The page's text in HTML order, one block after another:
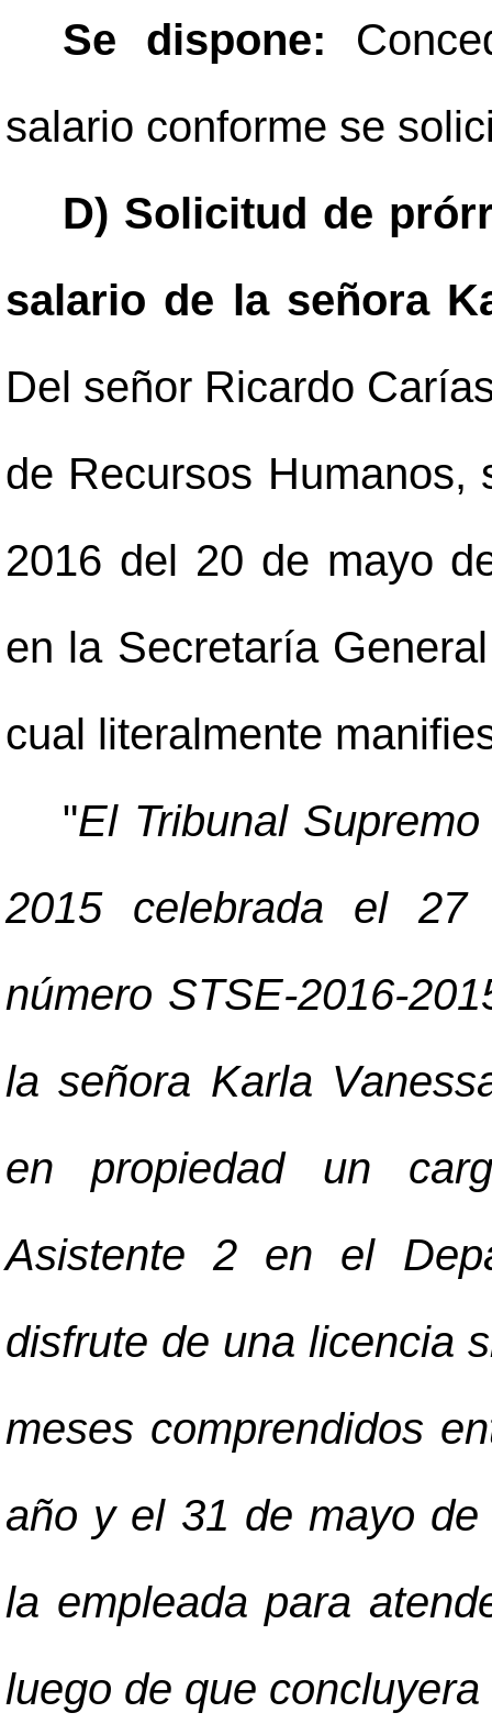
Se dispone:
salario conforme se
D) Solicitud de
salario de la señora
Del señor Ricardo
de Recursos Humanos,
2016 del 20 de mayo
en la Secretaría
cual literalmente
"El Tribunal
2015 celebrada el
número STSE-2016-
la señora Karla
en propiedad un
Asistente 2 en el
disfrute de una licencia
meses comprendidos
año y el 31 de mayo
la empleada para
luego de que